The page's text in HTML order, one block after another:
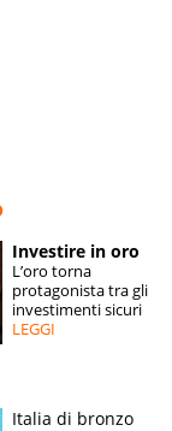
Investire in oro
L’oro torna
protagonista tra gli
investimenti sicuri
LEGGI
Italia di bronzo